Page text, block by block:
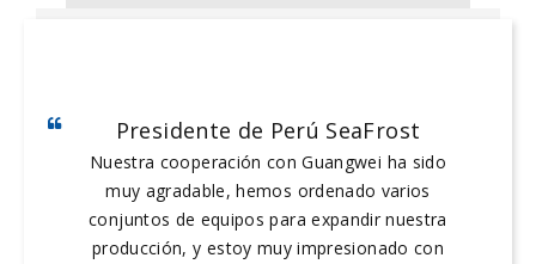
Presidente de Perú SeaFrost
Nuestra cooperación con Guangwei ha sido
muy agradable, hemos ordenado varios
conjuntos de equipos para expandir nuestra
producción, y estoy muy impresionado con